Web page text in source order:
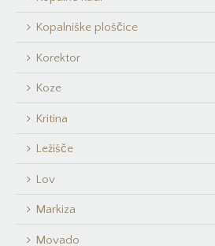
Kopalniške ploščice
Korektor
Koze
Kritina
Ležišče
Lov
Markiza
Movado